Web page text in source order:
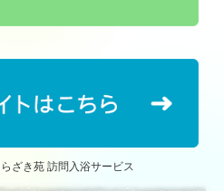
らざき苑 訪問入浴サービス